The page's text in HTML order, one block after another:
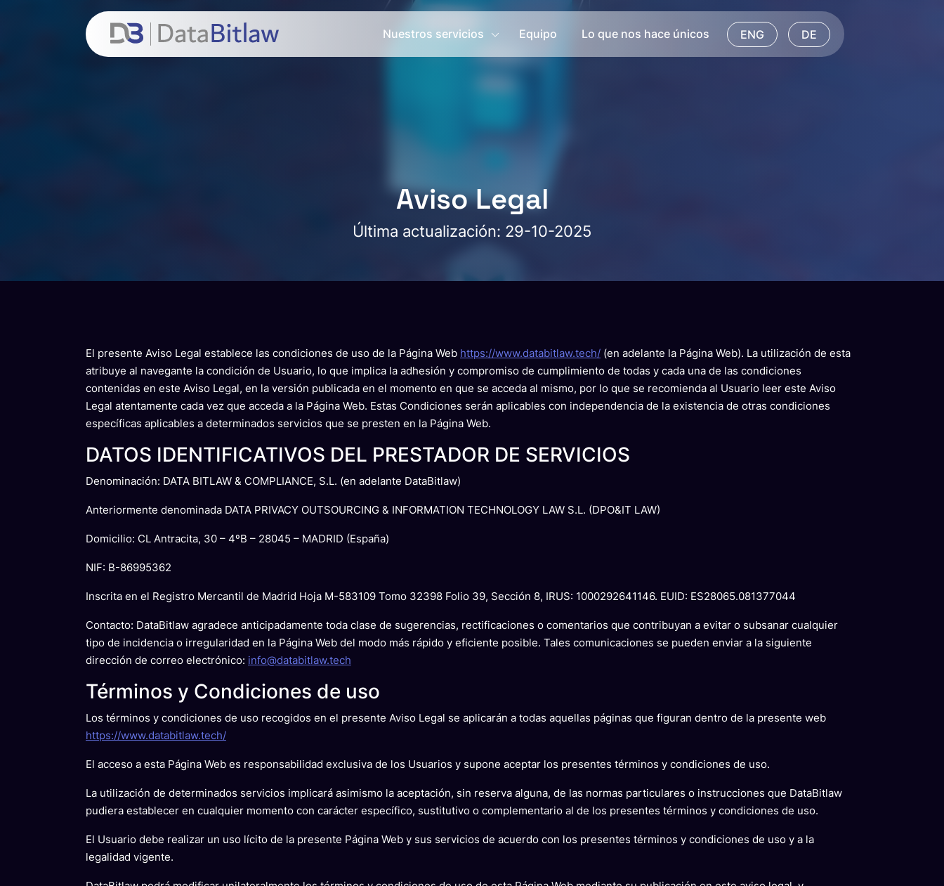
Nuestros servicios Equipo Lo que nos hace únicos ENG DE
Aviso Legal
Última actualización: 29-10-2025
El presente Aviso Legal establece las condiciones de uso de la Página Web https://www.databitlaw.tech/ (en adelante la Página Web). La utilización de esta
atribuye al navegante la condición de Usuario, lo que implica la adhesión y compromiso de cumplimiento de todas y cada una de las condiciones
contenidas en este Aviso Legal, en la versión publicada en el momento en que se acceda al mismo, por lo que se recomienda al Usuario leer este Aviso
Legal atentamente cada vez que acceda a la Página Web. Estas Condiciones serán aplicables con independencia de la existencia de otras condiciones
específicas aplicables a determinados servicios que se presten en la Página Web.
DATOS IDENTIFICATIVOS DEL PRESTADOR DE SERVICIOS
Denominación: DATA BITLAW & COMPLIANCE, S.L. (en adelante DataBitlaw)
Anteriormente denominada DATA PRIVACY OUTSOURCING & INFORMATION TECHNOLOGY LAW S.L. (DPO&IT LAW)
Domicilio: CL Antracita, 30 – 4ºB – 28045 – MADRID (España)
NIF: B-86995362
Inscrita en el Registro Mercantil de Madrid Hoja M-583109 Tomo 32398 Folio 39, Sección 8, IRUS: 1000292641146. EUID: ES28065.081377044
Contacto: DataBitlaw agradece anticipadamente toda clase de sugerencias, rectificaciones o comentarios que contribuyan a evitar o subsanar cualquier
tipo de incidencia o irregularidad en la Página Web del modo más rápido y eficiente posible. Tales comunicaciones se pueden enviar a la siguiente
dirección de correo electrónico: info@databitlaw.tech
Términos y Condiciones de uso
Los términos y condiciones de uso recogidos en el presente Aviso Legal se aplicarán a todas aquellas páginas que figuran dentro de la presente web
https://www.databitlaw.tech/
El acceso a esta Página Web es responsabilidad exclusiva de los Usuarios y supone aceptar los presentes términos y condiciones de uso.
La utilización de determinados servicios implicará asimismo la aceptación, sin reserva alguna, de las normas particulares o instrucciones que DataBitlaw
pudiera establecer en cualquier momento con carácter específico, sustitutivo o complementario al de los presentes términos y condiciones de uso.
El Usuario debe realizar un uso lícito de la presente Página Web y sus servicios de acuerdo con los presentes términos y condiciones de uso y a la
legalidad vigente.